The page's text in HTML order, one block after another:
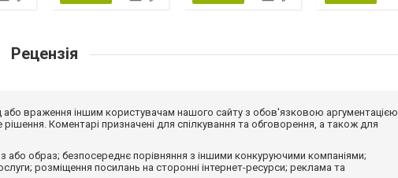
Рецензія
або враження іншим користувачам нашого сайту з обов'язковою аргументацією
Коментарі призначені для спілкування та обговорення, а також для
або образ; безпосереднє порівняння з іншими конкуруючими компаніями;
розміщення посилань на сторонні інтернет-ресурси; реклама та